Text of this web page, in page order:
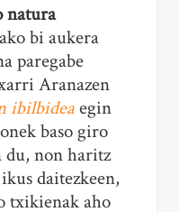
natura
bi aukera
paregabe
Aranazen
ibilbideaegin
baso giro
du, non haritz
daitezkeen,
txikienak aho